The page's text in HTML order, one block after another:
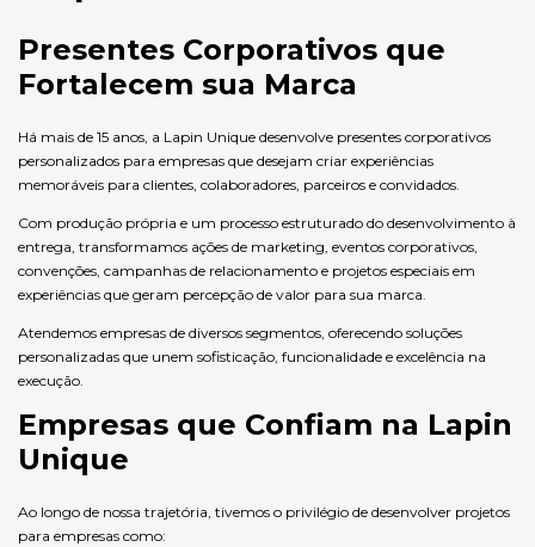
Presentes Corporativos que
Fortalecem sua Marca
Há mais de 15 anos, a Lapin Unique desenvolve presentes corporativos
personalizados para empresas que desejam criar experiências
memoráveis para clientes, colaboradores, parceiros e convidados.
Com produção própria e um processo estruturado do desenvolvimento à
entrega, transformamos ações de marketing, eventos corporativos,
convenções, campanhas de relacionamento e projetos especiais em
experiências que geram percepção de valor para sua marca.
Atendemos empresas de diversos segmentos, oferecendo soluções
personalizadas que unem sofisticação, funcionalidade e excelência na
execução.
Empresas que Confiam na Lapin
Unique
Ao longo de nossa trajetória, tivemos o privilégio de desenvolver projetos
para empresas como: